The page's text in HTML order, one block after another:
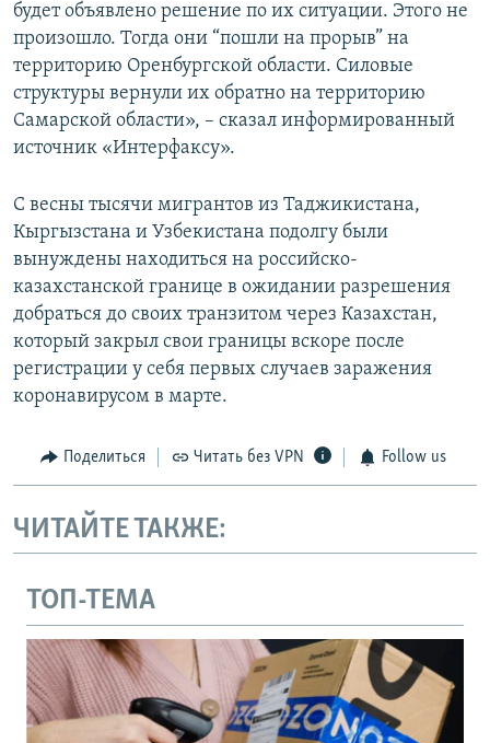
будет объявлено решение по их ситуации. Этого не
произошло. Тогда они “пошли на прорыв” на
территорию Оренбургской области. Силовые
структуры вернули их обратно на территорию
Самарской области», – сказал информированный
источник «Интерфаксу».
С весны тысячи мигрантов из Таджикистана,
Кыргызстана и Узбекистана подолгу были
вынуждены находиться на российско-
казахстанской границе в ожидании разрешения
добраться до своих транзитом через Казахстан,
который закрыл свои границы вскоре после
регистрации у себя первых случаев заражения
коронавирусом в марте.
Поделиться Читать без VPN Follow us
ЧИТАЙТЕ ТАКЖЕ:
ТОП-ТЕМА